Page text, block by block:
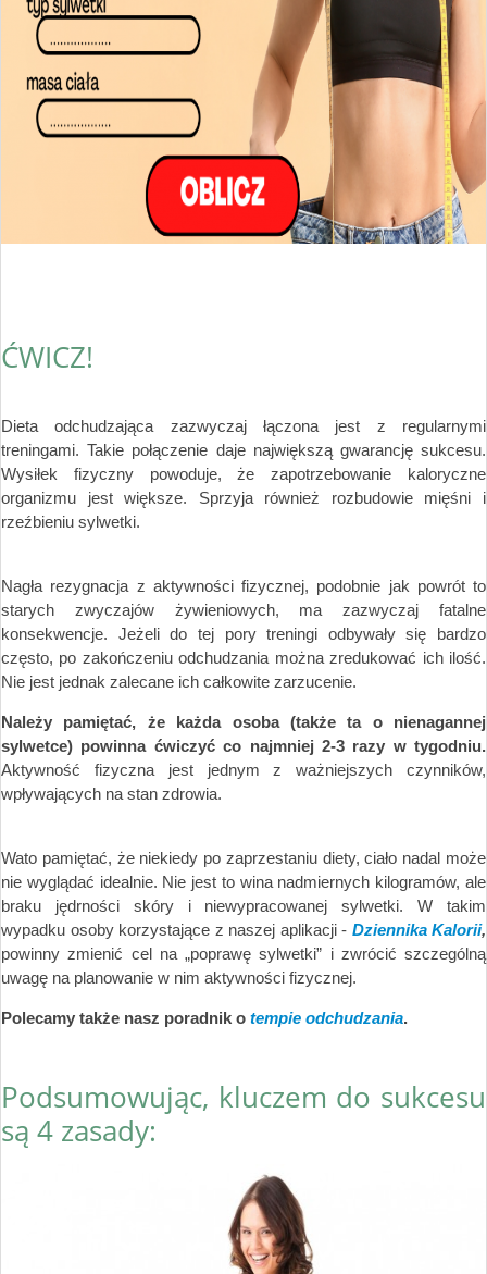
ĆWICZ!
Dieta odchudzająca zazwyczaj łączona jest z regularnymi
treningami. Takie połączenie daje największą gwarancję sukcesu.
Wysiłek fizyczny powoduje, że zapotrzebowanie kaloryczne
organizmu jest większe. Sprzyja również rozbudowie mięśni i
rzeźbieniu sylwetki.
Nagła rezygnacja z aktywności fizycznej, podobnie jak powrót to
starych zwyczajów żywieniowych, ma zazwyczaj fatalne
konsekwencje. Jeżeli do tej pory treningi odbywały się bardzo
często, po zakończeniu odchudzania można zredukować ich ilość.
Nie jest jednak zalecane ich całkowite zarzucenie.
Należy pamiętać, że każda osoba (także ta o nienagannej
sylwetce) powinna ćwiczyć co najmniej 2-3 razy w tygodniu.
Aktywność fizyczna jest jednym z ważniejszych czynników,
wpływających na stan zdrowia.
Wato pamiętać, że niekiedy po zaprzestaniu diety, ciało nadal może
nie wyglądać idealnie. Nie jest to wina nadmiernych kilogramów, ale
braku jędrności skóry i niewypracowanej sylwetki. W takim
wypadku osoby korzystające z naszej aplikacji - Dziennika Kalorii,
powinny zmienić cel na „poprawę sylwetki” i zwrócić szczególną
uwagę na planowanie w nim aktywności fizycznej.
Polecamy także nasz poradnik o tempie odchudzania.
Podsumowując, kluczem do sukcesu
są 4 zasady: